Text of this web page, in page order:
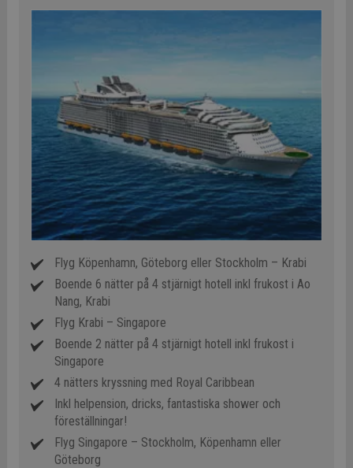
Flyg Köpenhamn, Göteborg eller Stockholm – Krabi
Boende 6 nätter på 4 stjärnigt hotell inkl frukost i Ao
Nang, Krabi
Flyg Krabi – Singapore
Boende 2 nätter på 4 stjärnigt hotell inkl frukost i
Singapore
4 nätters kryssning med Royal Caribbean
Inkl helpension, dricks, fantastiska shower och
föreställningar!
Flyg Singapore – Stockholm, Köpenhamn eller
Göteborg